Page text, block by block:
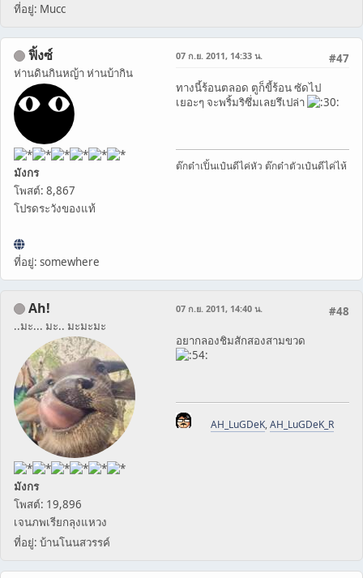
ที่อยู่: Mucc
ฟิ้งซ์
ห่านดินกินหญ้า ห่านบ้ากิน
มังกร
โพสต์: 8,867
โปรดระวังของแท้
ที่อยู่: somewhere
#47
07 ก.ย. 2011, 14:33 น.
ทางนี้ร้อนตลอด ตูก็ขี้ร้อน ซัดไป
เยอะๆ จะพริ้มริซึ่มเลยรึเปล่า
ต๊กต๋าเปิ้นเป๋นดีไค่หัว ต๊กต๋าตัวเป๋นดีไค่ไห้
Ah!
..มะ... มะ.. มะมะมะ
มังกร
โพสต์: 19,896
เจนภพเรียกลุงแหวง
ที่อยู่: บ้านโนนสวรรค์
#48
07 ก.ย. 2011, 14:40 น.
อยากลองชิมสักสองสามขวด
AH_LuGDeK,AH_LuGDeK_R